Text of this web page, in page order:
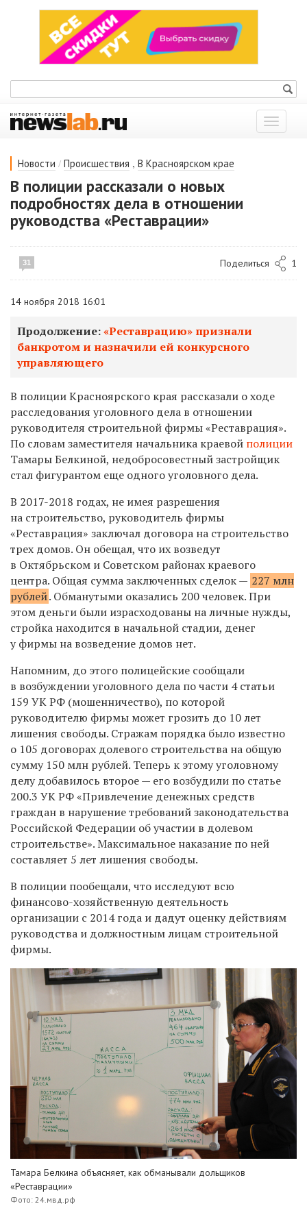
Показать
меню
Новости / Происшествия , В Красноярском крае
В полиции рассказали о новых
подробностях дела в отношении
руководства «Реставрации»
31 Поделиться 1
14 ноября 2018 16:01
Продолжение:«Реставрацию» признали
банкротом и назначили ей конкурсного
управляющего
В полиции Красноярского края рассказали о ходе
расследования уголовного дела в отношении
руководителя строительной фирмы «Реставрация».
По словам заместителя начальника краевой полиции
Тамары Белкиной, недобросовестный застройщик
стал фигурантом еще одного уголовного дела.
В 2017-2018 годах, не имея разрешения
на строительство, руководитель фирмы
«Реставрация» заключал договора на строительство
трех домов. Он обещал, что их возведут
в Октябрьском и Советском районах краевого
центра. Общая сумма заключенных сделок — 227 млн
рублей. Обманутыми оказались 200 человек. При
этом деньги были израсходованы на личные нужды,
стройка находится в начальной стадии, денег
у фирмы на возведение домов нет.
Напомним, до этого полицейские сообщали
в возбуждении уголовного дела по части 4 статьи
159 УК РФ (мошенничество), по которой
руководителю фирмы может грозить до 10 лет
лишения свободы. Стражам порядка было известно
о 105 договорах долевого строительства на общую
сумму 150 млн рублей. Теперь к этому уголовному
делу добавилось второе — его возбудили по статье
200.3 УК РФ «Привлечение денежных средств
граждан в нарушение требований законодательства
Российской Федерации об участии в долевом
строительстве». Максимальное наказание по ней
составляет 5 лет лишения свободы.
В полиции пообещали, что исследуют всю
финансово-хозяйственную деятельность
организации с 2014 года и дадут оценку действиям
руководства и должностным лицам строительной
фирмы.
Тамара Белкина объясняет, как обманывали дольщиков
«Реставрации»
Фото: 24.мвд.рф